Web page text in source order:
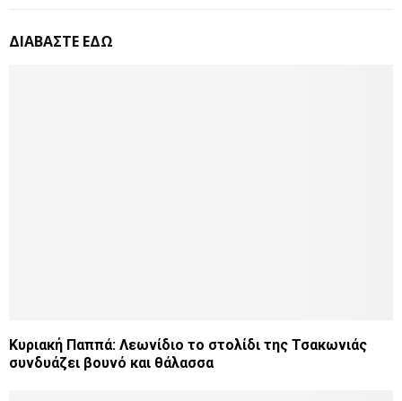
ΔΙΑΒΑΣΤΕ ΕΔΩ
Κυριακή Παππά: Λεωνίδιο το στολίδι της Τσακωνιάς
συνδυάζει βουνό και θάλασσα